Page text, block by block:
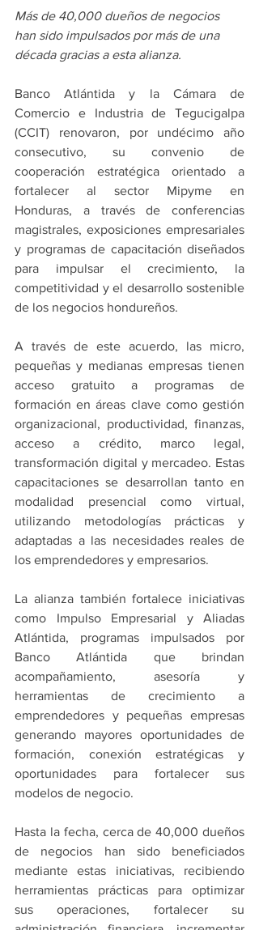
Más de 40,000 dueños de negocios
han sido impulsados por más de una
década gracias a esta alianza.
Banco Atlántida y la Cámara de
Comercio e Industria de Tegucigalpa
(CCIT) renovaron, por undécimo año
consecutivo, su convenio de
cooperación estratégica orientado a
fortalecer al sector Mipyme en
Honduras, a través de conferencias
magistrales, exposiciones empresariales
y programas de capacitación diseñados
para impulsar el crecimiento, la
competitividad y el desarrollo sostenible
de los negocios hondureños.
A través de este acuerdo, las micro,
pequeñas y medianas empresas tienen
acceso gratuito a programas de
formación en áreas clave como gestión
organizacional, productividad, finanzas,
acceso a crédito, marco legal,
transformación digital y mercadeo. Estas
capacitaciones se desarrollan tanto en
modalidad presencial como virtual,
utilizando metodologías prácticas y
adaptadas a las necesidades reales de
los emprendedores y empresarios.
La alianza también fortalece iniciativas
como Impulso Empresarial y Aliadas
Atlántida, programas impulsados por
Banco Atlántida que brindan
acompañamiento, asesoría y
herramientas de crecimiento a
emprendedores y pequeñas empresas
generando mayores oportunidades de
formación, conexión estratégicas y
oportunidades para fortalecer sus
modelos de negocio.
Hasta la fecha, cerca de 40,000 dueños
de negocios han sido beneficiados
mediante estas iniciativas, recibiendo
herramientas prácticas para optimizar
sus operaciones, fortalecer su